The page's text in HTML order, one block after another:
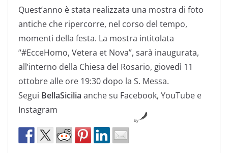
Quest’anno è stata realizzata una mostra di foto
antiche che ripercorre, nel corso del tempo,
momenti della festa. La mostra intitolata
“#EcceHomo, Vetera et Nova”, sarà inaugurata,
all’interno della Chiesa del Rosario, giovedì 11
ottobre alle ore 19:30 dopo la S. Messa.
Segui BellaSicilia anche su Facebook, YouTube e
Instagram
by